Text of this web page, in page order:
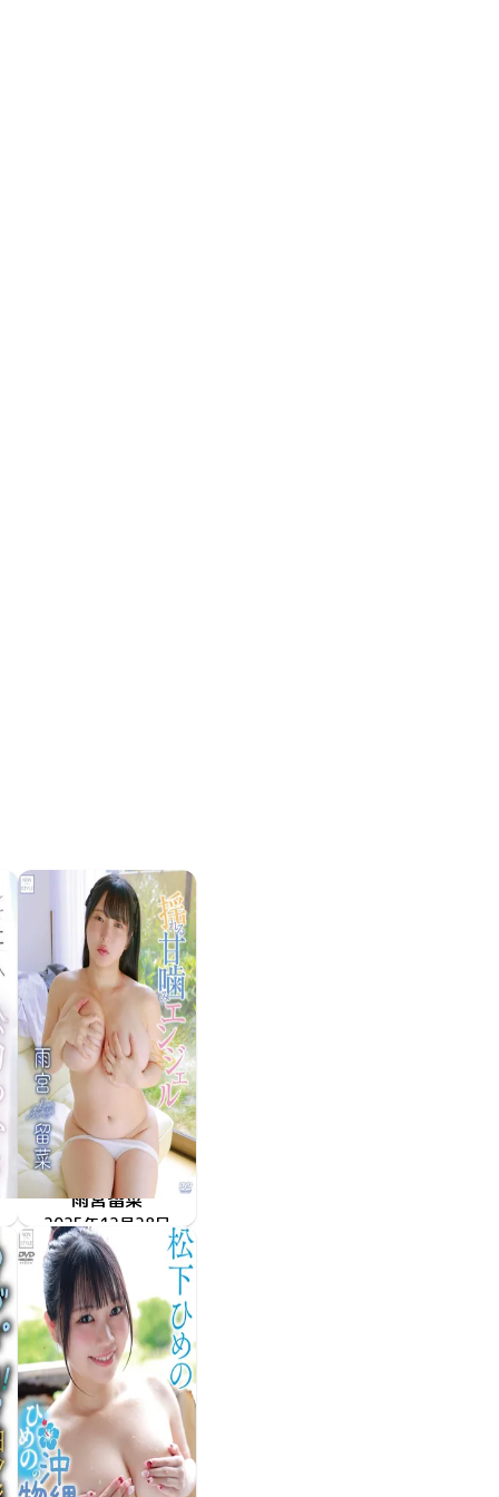
雨宮留菜
揺れる甘噛みエンジェル
NOST-117
2025年12月28日